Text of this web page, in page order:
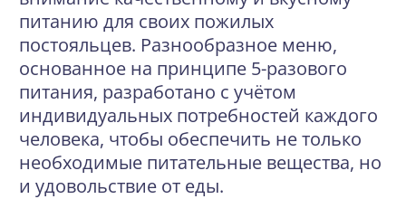
питанию для своих пожилых
постояльцев. Разнообразное меню,
основанное на принципе 5-разового
питания, разработано с учётом
индивидуальных потребностей каждого
человека, чтобы обеспечить не только
необходимые питательные вещества, но
и удовольствие от еды.